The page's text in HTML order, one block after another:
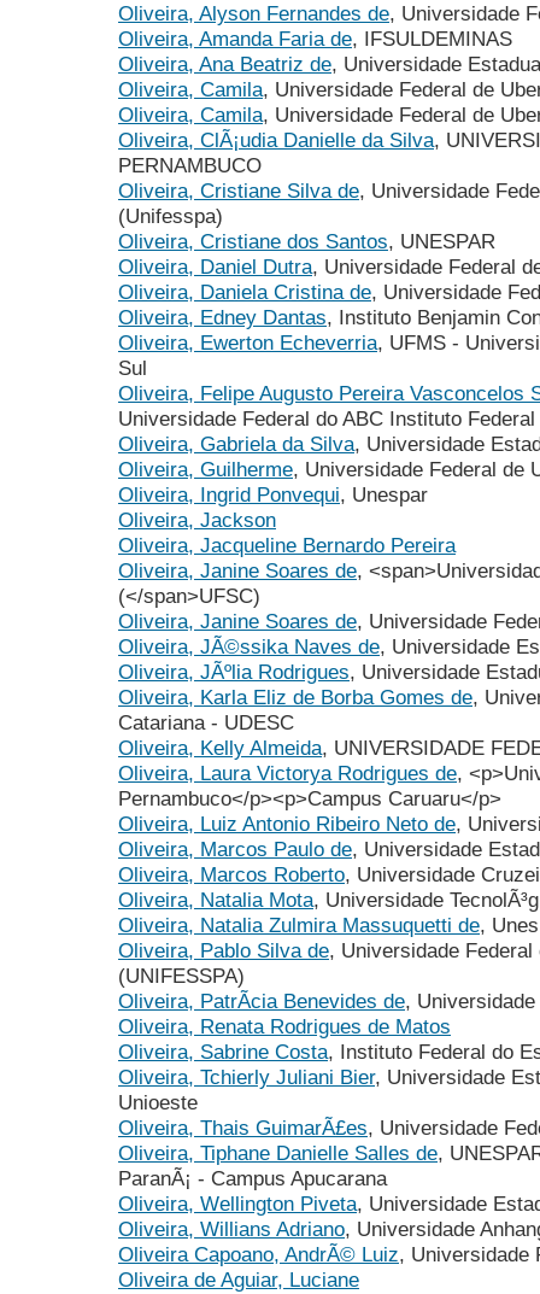
Oliveira, Alyson Fernandes de, Universidade
Oliveira, Amanda Faria de, IFSULDEMINAS
Oliveira, Ana Beatriz de, Universidade
Oliveira, Camila, Universidade Federal de
Oliveira, Camila, Universidade Federal de
Oliveira, ClÃ¡udia Danielle da Silva,
PERNAMBUCO
Oliveira, Cristiane Silva de, Universidade
(Unifesspa)
Oliveira, Cristiane dos Santos, UNESPAR
Oliveira, Daniel Dutra, Universidade Federal
Oliveira, Daniela Cristina de, Universidade
Oliveira, Edney Dantas, Instituto Benjamin
Oliveira, Ewerton Echeverria, UFMS -
Sul
Oliveira, Felipe Augusto Pereira Vasconcelos
Universidade Federal do ABC Instituto
Oliveira, Gabriela da Silva, Universidade
Oliveira, Guilherme, Universidade Federal de
Oliveira, Ingrid Ponvequi, Unespar
Oliveira, Jackson
Oliveira, Jacqueline Bernardo Pereira
Oliveira, Janine Soares de,
(</span>UFSC)
Oliveira, Janine Soares de, Universidade
Oliveira, JÃ©ssika Naves de, Universidade
Oliveira, JÃºlia Rodrigues, Universidade
Oliveira, Karla Eliz de Borba Gomes de,
Catariana - UDESC
Oliveira, Kelly Almeida, UNIVERSIDADE
Oliveira, Laura Victorya Rodrigues de,
Pernambuco</p><p>Campus Caruaru</p>
Oliveira, Luiz Antonio Ribeiro Neto de,
Oliveira, Marcos Paulo de, Universidade
Oliveira, Marcos Roberto, Universidade
Oliveira, Natalia Mota, Universidade
Oliveira, Natalia Zulmira Massuquetti de,
Oliveira, Pablo Silva de, Universidade Federal
(UNIFESSPA)
Oliveira, PatrÃ­cia Benevides de,
Oliveira, Renata Rodrigues de Matos
Oliveira, Sabrine Costa, Instituto Federal do
Oliveira, Tchierly Juliani Bier, Universidade
Unioeste
Oliveira, Thais GuimarÃ£es, Universidade
Oliveira, Tiphane Danielle Salles de,
ParanÃ¡ - Campus Apucarana
Oliveira, Wellington Piveta, Universidade
Oliveira, Willians Adriano, Universidade
Oliveira Capoano, AndrÃ© Luiz, Universidade
Oliveira de Aguiar, Luciane